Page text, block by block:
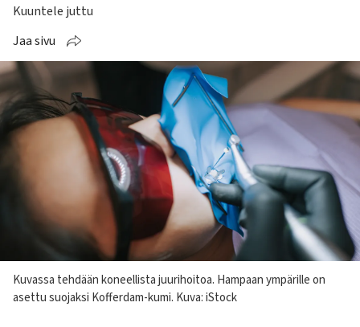
Kuuntele juttu
Jaa sivu
Kuvateksti
Kuvassa tehdään koneellista juurihoitoa. Hampaan ympärille on
asettu suojaksi Kofferdam-kumi. Kuva: iStock